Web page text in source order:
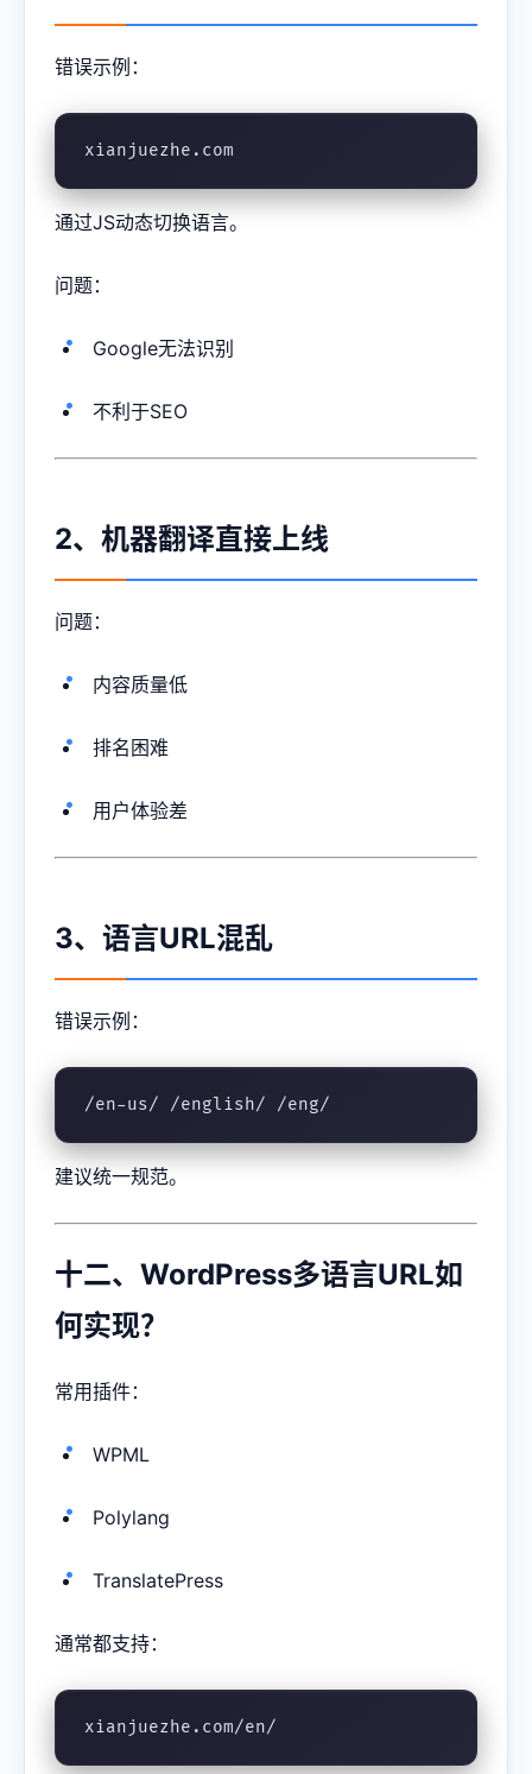
错误示例：
xianjuezhe.com
通过JS动态切换语言。
问题：
Google无法识别
不利于SEO
2、机器翻译直接上线
问题：
内容质量低
排名困难
用户体验差
3、语言URL混乱
错误示例：
/en-us/ /english/ /eng/
建议统一规范。
十二、WordPress多语言URL如
何实现？
常用插件：
WPML
Polylang
TranslatePress
通常都支持：
xianjuezhe.com/en/